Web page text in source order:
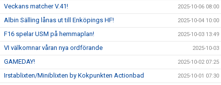
Veckans matcher V.41! 2025-10-06 08:00
Albin Sälling lånas ut till Enköpings HF! 2025-10-04 10:00
F16 spelar USM på hemmaplan! 2025-10-03 13:49
VI välkomnar våran nya ordförande 2025-10-03
GAMEDAY! 2025-10-02 07:25
Irstablixten/Miniblixten by Kokpunkten Actionbad 2025-10-01 07:30